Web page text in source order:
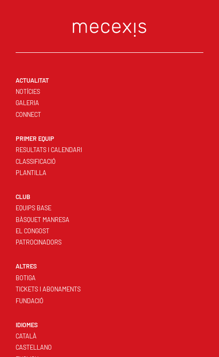
ACTUALITAT
NOTÍCIES
GALERIA
CONNECT
PRIMER EQUIP
RESULTATS I CALENDARI
CLASSIFICACIÓ
PLANTILLA
CLUB
EQUIPS BASE
BÀSQUET MANRESA
EL CONGOST
PATROCINADORS
ALTRES
BOTIGA
TICKETS I ABONAMENTS
FUNDACIÓ
IDIOMES
CATALÀ
CASTELLANO